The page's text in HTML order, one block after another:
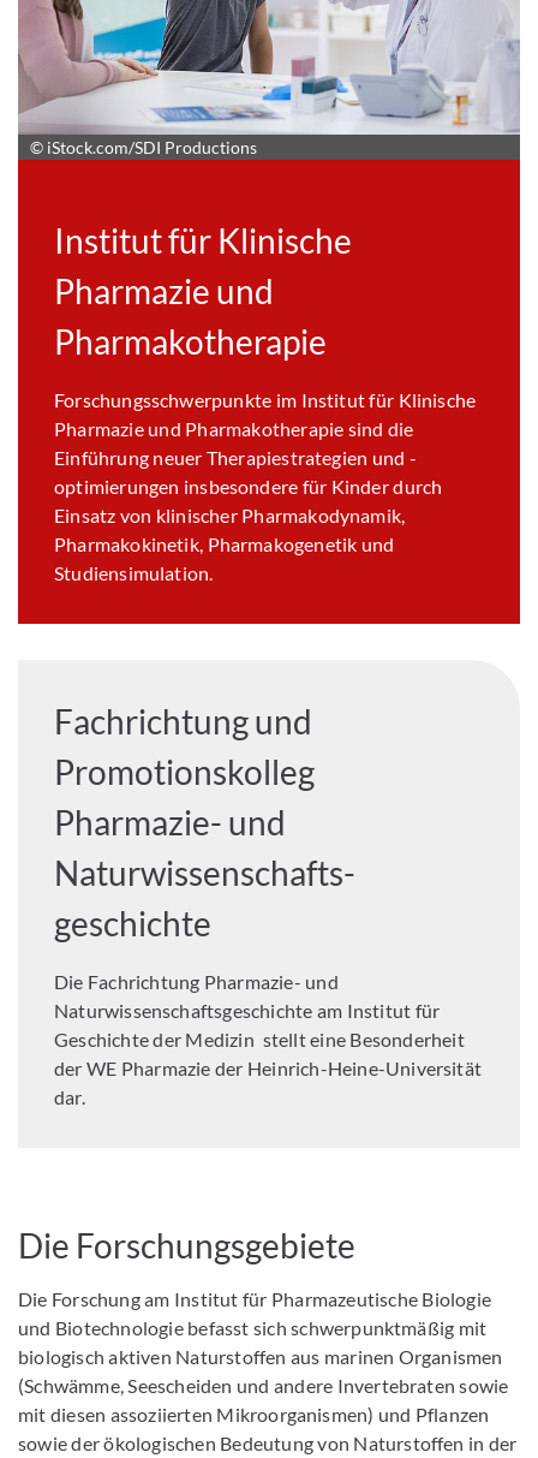
© iStock.com/SDI Productions
Institut für Klinische
Pharmazie und
Pharmakotherapie
Forschungsschwerpunkte im Institut für Klinische
Pharmazie und Pharmakotherapie sind die
Einführung neuer Therapiestrategien und -
optimierungen insbesondere für Kinder durch
Einsatz von klinischer Pharmakodynamik,
Pharmakokinetik, Pharmakogenetik und
Studiensimulation.
Fachrichtung und
Promotionskolleg
Pharmazie- und
Naturwissenschafts-
geschichte
Die Fachrichtung Pharmazie- und
Naturwissenschaftsgeschichte am Institut für
Geschichte der Medizin stellt eine Besonderheit
der WE Pharmazie der Heinrich-Heine-Universität
dar.
Die Forschungsgebiete
Die Forschung am Institut für Pharmazeutische Biologie
und Biotechnologie befasst sich schwerpunktmäßig mit
biologisch aktiven Naturstoffen aus marinen Organismen
(Schwämme, Seescheiden und andere Invertebraten sowie
mit diesen assoziierten Mikroorganismen) und Pflanzen
sowie der ökologischen Bedeutung von Naturstoffen in der